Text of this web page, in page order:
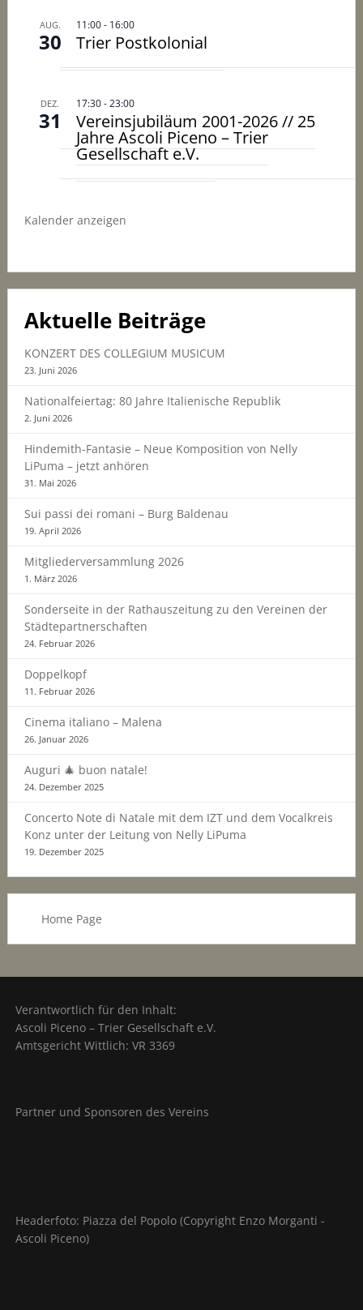
AUG.
30
11:00- 16:00
Trier Postkolonial
DEZ.
31
17:30-23:00
Vereinsjubiläum 2001-2026 // 25
Jahre Ascoli Piceno – Trier
Gesellschaft e.V.
Kalender anzeigen
Aktuelle Beiträge
KONZERT DES COLLEGIUM MUSICUM
23. Juni 2026
Nationalfeiertag: 80 Jahre Italienische Republik
2. Juni 2026
Hindemith-Fantasie – Neue Komposition von Nelly
LiPuma – jetzt anhören
31. Mai 2026
Sui passi dei romani – Burg Baldenau
19. April 2026
Mitgliederversammlung 2026
1. März 2026
Sonderseite in der Rathauszeitung zu den Vereinen der
Städtepartnerschaften
24. Februar 2026
Doppelkopf
11. Februar 2026
Cinema italiano – Malena
26. Januar 2026
Auguri 🎄 buon natale!
24. Dezember 2025
Concerto Note di Natale mit dem IZT und dem Vocalkreis
Konz unter der Leitung von Nelly LiPuma
19. Dezember 2025
Home Page
Verantwortlich für den Inhalt:
Ascoli Piceno – Trier Gesellschaft e.V.
Amtsgericht Wittlich: VR 3369
Partner und Sponsoren des Vereins
Headerfoto: Piazza del Popolo (Copyright Enzo Morganti -
Ascoli Piceno)